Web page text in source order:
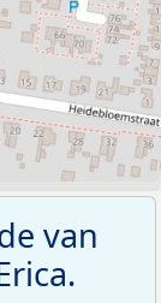
van